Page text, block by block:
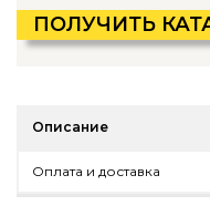
Все коллекции мебели
Подбор,
По типу
Для кухни
ПОЛУЧИТЬ
Описание
Оплата и доставка